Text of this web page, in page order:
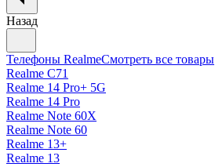
Назад
Телефоны RealmeСмотреть все товары
Realme C71
Realme 14 Pro+ 5G
Realme 14 Pro
Realme Note 60X
Realme Note 60
Realme 13+
Realme 13